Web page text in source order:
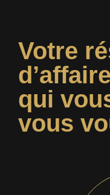
Votre
qui
vous